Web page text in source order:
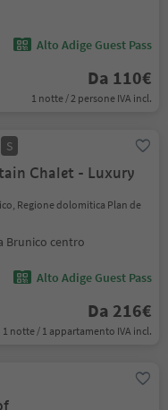
Alto Adige Guest Pass
Da 110€
1 notte / 2 persone IVA incl.
S
Chalet - Luxury
Regione dolomitica Plan de
Brunico centro
Alto Adige Guest Pass
Da 216€
1 notte / 1 appartamento IVA incl.